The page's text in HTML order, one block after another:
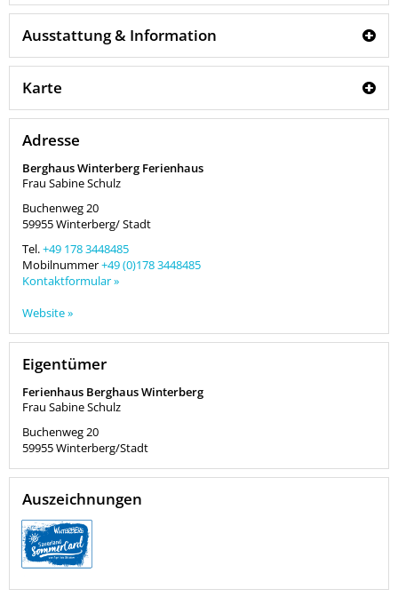
Ausstattung & Information
Karte
Adresse
Berghaus Winterberg Ferienhaus
Frau Sabine Schulz
Buchenweg 20
59955Winterberg/ Stadt
Tel.+49 178 3448485
Mobilnummer+49 (0)178 3448485
Kontaktformular »
Website »
Eigentümer
Ferienhaus Berghaus Winterberg
Frau Sabine Schulz
Buchenweg 20
59955Winterberg/Stadt
Auszeichnungen